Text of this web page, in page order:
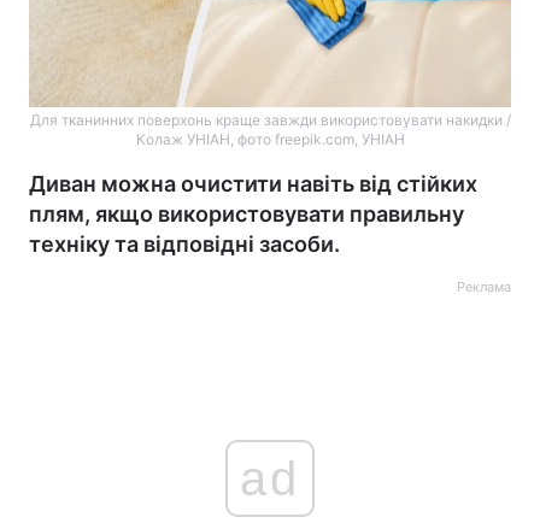
Для тканинних поверхонь краще завжди використовувати накидки /
Колаж УНІАН, фото freepik.com, УНІАН
Диван можна очистити навіть від стійких
плям, якщо використовувати правильну
техніку та відповідні засоби.
Реклама
ad